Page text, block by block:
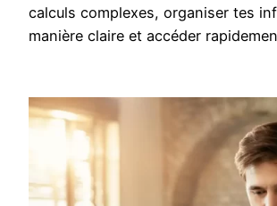
calculs complexes, organiser tes
manière claire et accéder